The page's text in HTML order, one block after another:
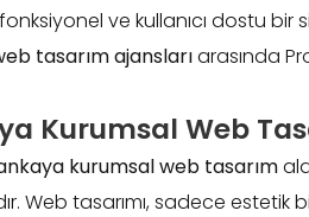
ve kullanıcı dostu
tasarım ajanslarıarasında
Kurumsal Web
kurumsal web tasarım
Web tasarımı, sadece